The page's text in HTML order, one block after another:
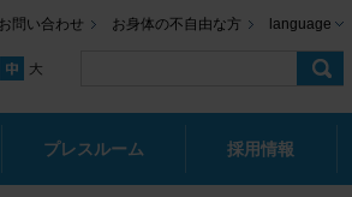
お問い合わせ お身体の不自由な方 language
プレスルーム 採用情報